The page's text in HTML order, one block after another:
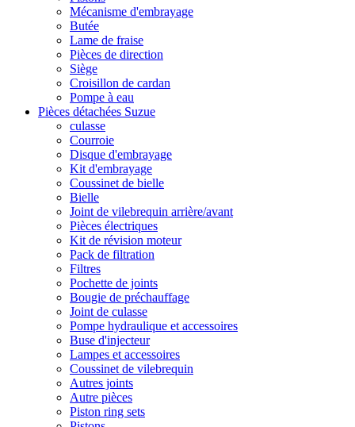
Mécanisme d'embrayage
Butée
Lame de fraise
Pièces de direction
Siège
Croisillon de cardan
Pompe à eau
Pièces détachées Suzue
culasse
Courroie
Disque d'embrayage
Kit d'embrayage
Coussinet de bielle
Bielle
Joint de vilebrequin arrière/avant
Pièces électriques
Kit de révision moteur
Pack de filtration
Filtres
Pochette de joints
Bougie de préchauffage
Joint de culasse
Pompe hydraulique et accessoires
Buse d'injecteur
Lampes et accessoires
Coussinet de vilebrequin
Autres joints
Autre pièces
Piston ring sets